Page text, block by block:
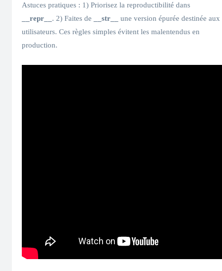
Astuces pratiques : 1) Priorisez la reproductibilité dans
__repr__ . 2) Faites de __str__
une version épurée destinée aux
utilisateurs. Ces règles simples évitent les malentendus en
production.